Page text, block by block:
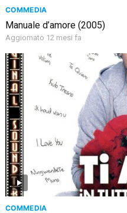
COMMEDIA
Manuale d’amore (2005)
Aggiornato 12 mesi fa
COMMEDIA